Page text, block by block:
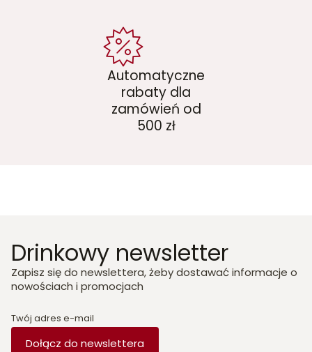
Automatyczne
rabaty dla
zamówień od
500 zł
Drinkowy newsletter
Zapisz się do newslettera, żeby dostawać informacje o
nowościach i promocjach
Twój adres e-mail
Dołącz do newslettera